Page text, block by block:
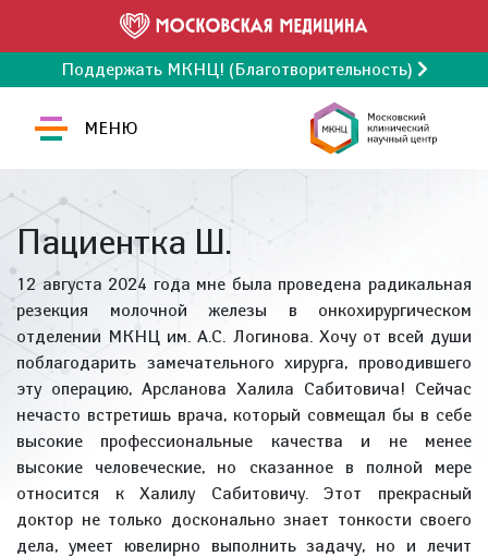
Поддержать МКНЦ! (Благотворительность)
МЕНЮ
Пациентка Ш.
12 августа 2024 года мне была проведена радикальная
резекция молочной железы в онкохирургическом
отделении МКНЦ им. А.С. Логинова. Хочу от всей души
поблагодарить замечательного хирурга, проводившего
эту операцию, Арсланова Халила Сабитовича! Сейчас
нечасто встретишь врача, который совмещал бы в себе
высокие профессиональные качества и не менее
высокие человеческие, но сказанное в полной мере
относится к Халилу Сабитовичу. Этот прекрасный
доктор не только досконально знает тонкости своего
дела, умеет ювелирно выполнить задачу, но и лечит